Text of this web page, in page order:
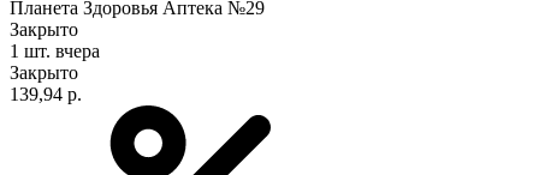
Планета Здоровья Аптека №29
Закрыто
1 шт. вчера
Закрыто
139,94 р.